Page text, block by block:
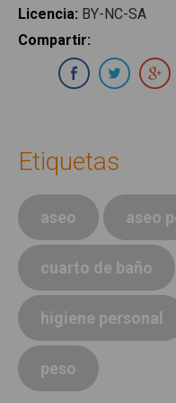
Licencia: BY-NC-SA
Compartir:
Compartir en
Etiquetas
aseo aseo
cuarto de baño
higiene personal
peso